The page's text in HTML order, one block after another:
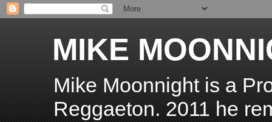
MIKE
Mike Moonnight is a
Reggaeton. 2011 he